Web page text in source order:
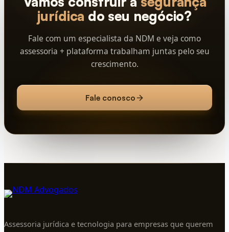
jurídica do seu negócio?
Fale com um especialista da NDM e veja como
assessoria + plataforma trabalham juntas pelo seu
crescimento.
Fale conosco
Assessoria jurídica e tecnologia para empresas que querem